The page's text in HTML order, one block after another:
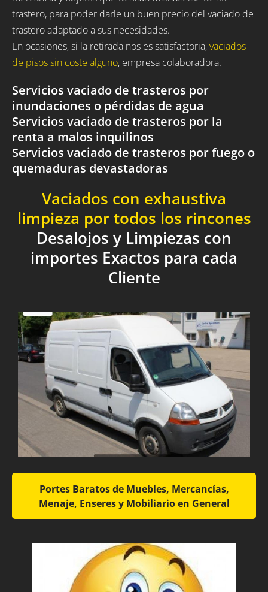
trastero, para poder darle un buen precio del vaciado de
trastero adaptado a sus necesidades.
En ocasiones, si la retirada nos es satisfactoria,vaciados
de pisos sin coste alguno, empresa colaboradora.
Servicios vaciado de trasteros por
inundaciones o pérdidas de agua
Servicios vaciado de trasteros por la
renta a malos inquilinos
Servicios vaciado de trasteros por fuego o
quemaduras devastadoras
Vaciados con exhaustiva
limpieza por todos los rincones
Desalojos y Limpiezas con
importes Exactos para cada
Cliente
Portes Baratos de Muebles, Mercancías,
Menaje, Enseres y Mobiliario en General